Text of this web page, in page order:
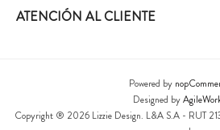
ATENCIÓN AL CLIENTE
Powered by
Designed by
Copyright ® 2026 Lizzie Design. L&A S.A - RUT